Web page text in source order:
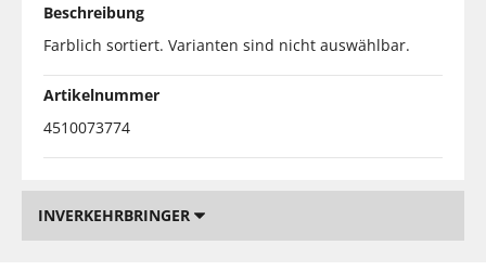
Beschreibung
Farblich sortiert. Varianten sind nicht auswählbar.
Artikelnummer
4510073774
INVERKEHRBRINGER